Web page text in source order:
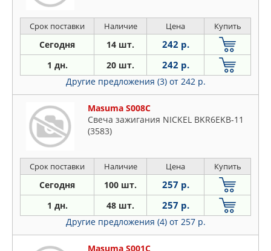
Срок поставки Наличие Цена Купить
Сегодня 14 шт. 242 р.
1 дн. 20 шт. 242 р.
Другие предложения (3) от 242 р.
Masuma S008C
Свеча зажигания NICKEL BKR6EKB-11
(3583)
Срок поставки Наличие Цена Купить
Сегодня 100 шт. 257 р.
1 дн. 48 шт. 257 р.
Другие предложения (4) от 257 р.
Masuma S001C